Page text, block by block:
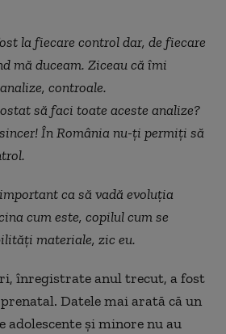
la fiecare control dar, de fiecare
mă duceam. Ziceau că îmi
controale.
să faci toate aceste analize?
În România nu-ți permiți să
ca să vadă evoluția
cum este, copilul cum se
materiale, zic eu.
înregistrate anul trecut, a fost
Datele mai arată că un
și minore nu au